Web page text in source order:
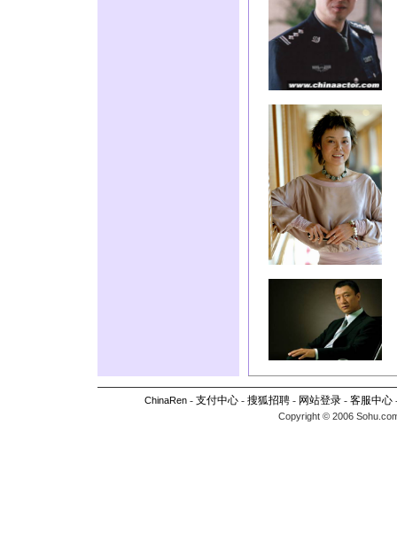
ChinaRen- 支付中心- 搜狐招聘- 网站登录- 客服中心
Copyright © 2006